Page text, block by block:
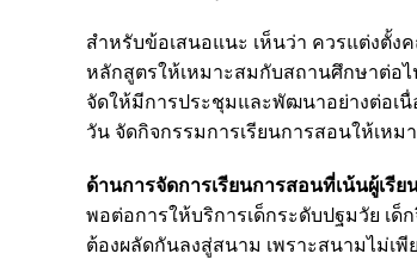
สำหรับข้อเสนอแนะ เห็นว่า ควรแต่งตั้
หลักสูตรให้เหมาะสมกับสถานศึกษาต่อ
จัดให้มีการประชุมและพัฒนาอย่างต่อเ
วัน จัดกิจกรรมการเรียนการสอนให้เหม
ด้านการจัดการเรียนการสอนที่เน้นผู้เรี
พอต่อการให้บริการเด็กระดับปฐมวัย เด็
ต้องผลัดกันลงสู่สนาม เพราะสนามไม่เ